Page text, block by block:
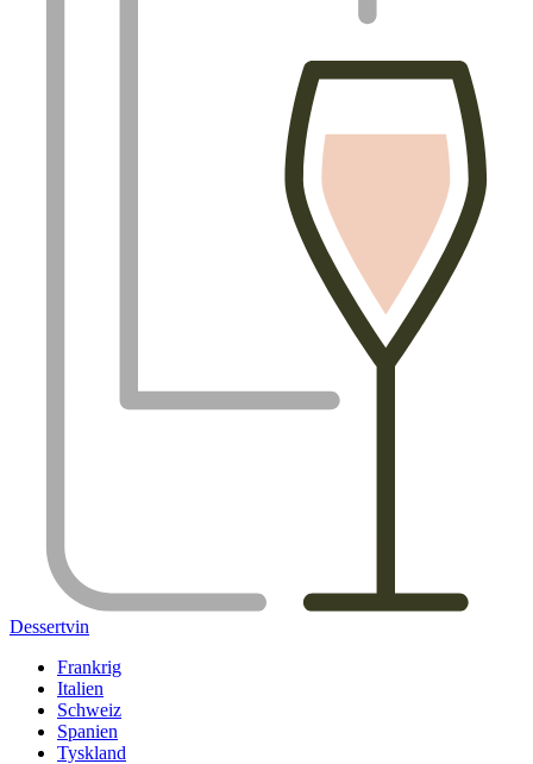
Dessertvin
Frankrig
Italien
Schweiz
Spanien
Tyskland